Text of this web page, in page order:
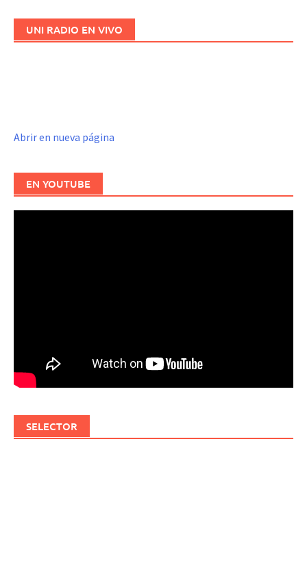
UNI RADIO EN VIVO
Abrir en nueva página
EN YOUTUBE
SELECTOR